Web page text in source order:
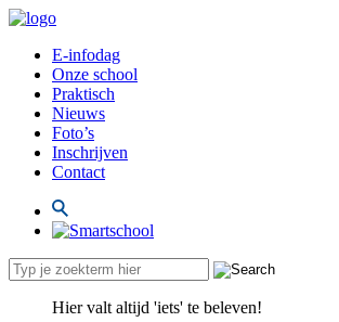
E-infodag
Onze school
Praktisch
Nieuws
Foto’s
Inschrijven
Contact
Hier valt altijd 'iets' te beleven!